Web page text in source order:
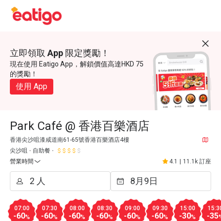
立即領取 App 限定獎勵！
現在使用 Eatigo App，解鎖價值高達HKD 75
的獎勵！
使用 App
Park Café @ 香港百樂酒店
香港尖沙咀漆咸道南61-65號香港百樂酒店4樓
尖沙咀
自助餐
營業時間
4.1 11.1k 訂座
07:00
-60%
07:30
-60%
08:00
-60%
08:30
-60%
09:00
-60%
09:30
-60%
15:00
-30% -35